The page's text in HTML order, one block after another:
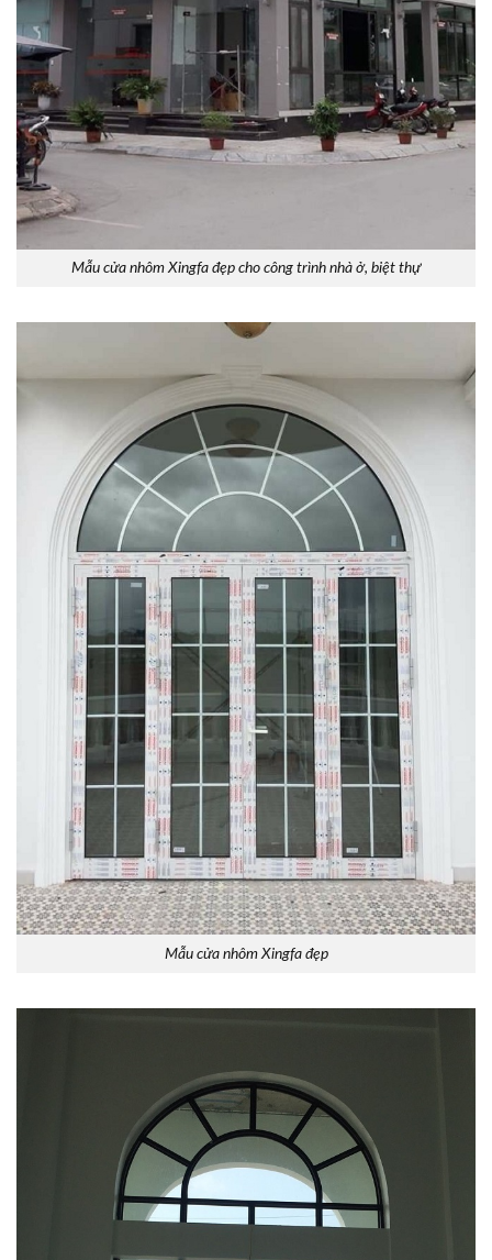
Mẫu cửa nhôm Xingfa đẹp cho công trình nhà ở, biệt thự
Mẫu cửa nhôm Xingfa đẹp